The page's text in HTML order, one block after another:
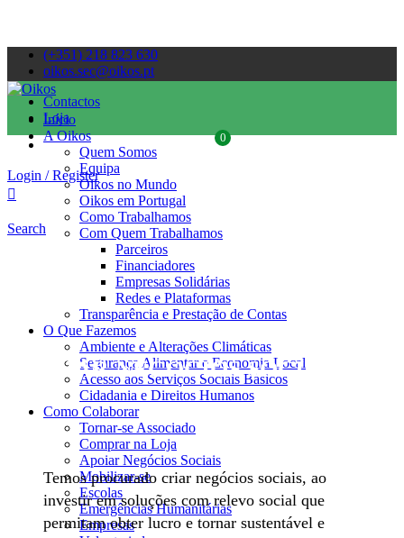
(+351) 218 823 630
oikos.sec@oikos.pt
Contactos
Loja
0
Login / Register
Search
Início
A Oikos
Quem Somos
Equipa
Oikos no Mundo
Oikos em Portugal
Como Trabalhamos
Com Quem Trabalhamos
Parceiros
Financiadores
Empresas Solidárias
Redes e Plataformas
Transparência e Prestação de Contas
O Que Fazemos
Ambiente e Alterações Climáticas
Segurança Alimentar e Economia Local
Acesso aos Serviços Sociais Básicos
Cidadania e Direitos Humanos
Como Colaborar
Tornar-se Associado
Comprar na Loja
Apoiar Negócios Sociais
Mobilizar-se
Escolas
Emergências Humanitárias
Empresas
APOIAR NEGÓCIOS SOCIAIS
Temos procurado criar negócios sociais, ao
investir em soluções com relevo social que
permitam obter lucro e tornar sustentável e